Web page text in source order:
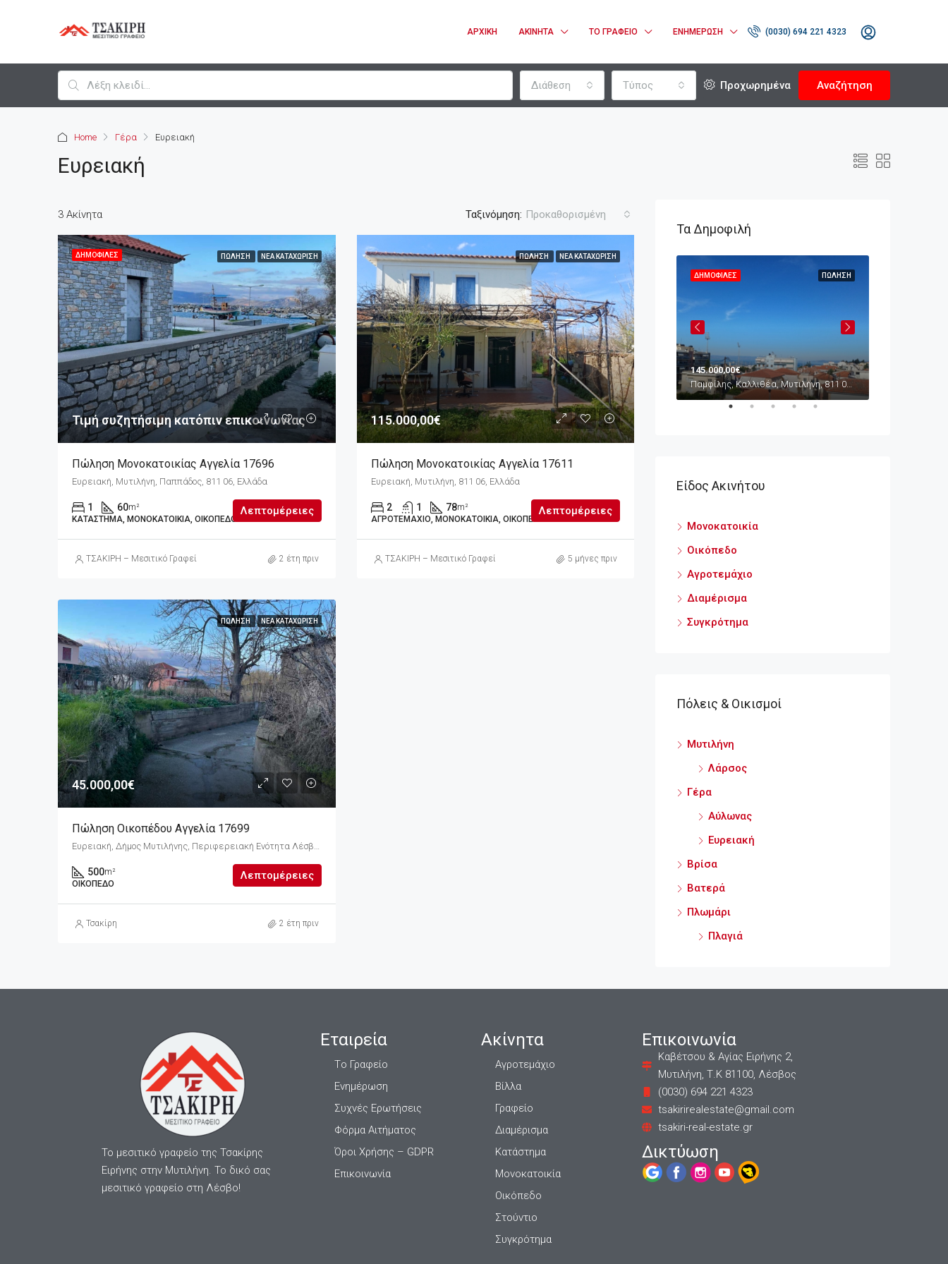
ΑΡΧΙΚΉ ΑΚΊΝΗΤΑ ΤΟ ΓΡΑΦΕΊΟ ΕΝΗΜΈΡΩΣΗ (0030) 694 221 4323
Διάθεση Τύπος Προχωρημένα Αναζήτηση
Home Γέρα Ευρειακή
Ευρειακή
3 Ακίνητα Ταξινόμηση: Προκαθορισμένη
ΔΗΜΟΦΙΛΈΣ ΠΏΛΗΣΗ ΝΈΑ ΚΑΤΑΧΏΡΙΣΗ
Τιμή συζητήσιμη κατόπιν επικοινωνίας
Πώληση Μονοκατοικίας Αγγελία 17696
Ευρειακή, Μυτιλήνη, Παππάδος, 811 06, Ελλάδα
1 60m²
ΚΑΤΆΣΤΗΜΑ, ΜΟΝΟΚΑΤΟΙΚΊΑ, ΟΙΚΌΠΕΔΟ
Λεπτομέρειες
ΤΣΑΚΙΡΗ – Μεσιτικό Γραφείο 2 έτη πριν
ΠΏΛΗΣΗ ΝΈΑ ΚΑΤΑΧΏΡΙΣΗ
115.000,00€
Πώληση Μονοκατοικίας Αγγελία 17611
Ευρειακή, Μυτιλήνη, 811 06, Ελλάδα
2 1 78m²
ΑΓΡΟΤΕΜΆΧΙΟ, ΜΟΝΟΚΑΤΟΙΚΊΑ, ΟΙΚΌΠΕΔΟ
Λεπτομέρειες
ΤΣΑΚΙΡΗ – Μεσιτικό Γραφείο 5 μήνες πριν
ΠΏΛΗΣΗ ΝΈΑ ΚΑΤΑΧΏΡΙΣΗ
45.000,00€
Πώληση Οικοπέδου Αγγελία 17699
Ευρειακή, Δήμος Μυτιλήνης, Περιφερειακή Ενότητα Λέσβου, 811 06, Ελλάδα
500m²
ΟΙΚΌΠΕΔΟ
Λεπτομέρειες
Τσακίρη 2 έτη πριν
Τα Δημοφιλή
ΠΏΛΗΣΗ
ΔΗΜΟΦΙΛΈΣ
76.000,00€
ΠΏΛΗΣΗ
ΔΗΜΟΦΙΛΈΣ
145.000,00€
Είδος Ακινήτου
Μονοκατοικία
Οικόπεδο
Αγροτεμάχιο
Διαμέρισμα
Συγκρότημα
Πόλεις & Οικισμοί
Μυτιλήνη
Λάρσος
Γέρα
Αύλωνας
Ευρειακή
Βρίσα
Βατερά
Πλωμάρι
Πλαγιά
Το μεσιτικό γραφείο της Τσακίρης
Ειρήνης στην Μυτιλήνη. Το δικό σας
μεσιτικό γραφείο στη Λέσβο!
Εταιρεία
Τo Γραφείο
Ενημέρωση
Συχνές Ερωτήσεις
Φόρμα Αιτήματος
Όροι Χρήσης – GDPR
Επικοινωνία
Ακίνητα
Αγροτεμάχιο
Βίλλα
Γραφείο
Διαμέρισμα
Κατάστημα
Μονοκατοικία
Οικόπεδο
Στούντιο
Συγκρότημα
Επικοινωνία
Καβέτσου & Αγίας Ειρήνης 2,
Μυτιλήνη, Τ.Κ 81100, Λέσβος
(0030) 694 221 4323
tsakirirealestate@gmail.com
tsakiri-real-estate.gr
Δικτύωση